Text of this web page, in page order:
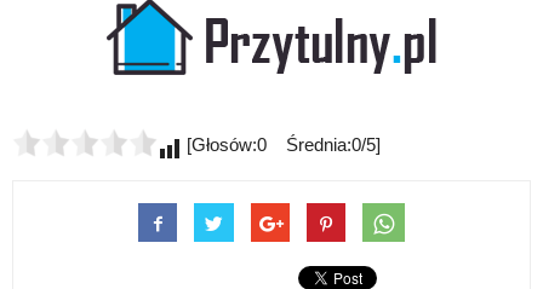
[Głosów:0 Średnia:0/5]